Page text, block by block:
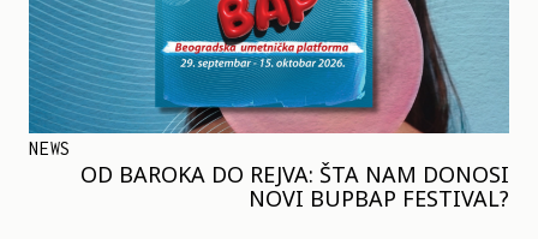
NEWS
OD BAROKA DO REJVA: ŠTA NAM DONOSI
NOVI BUPBAP FESTIVAL?